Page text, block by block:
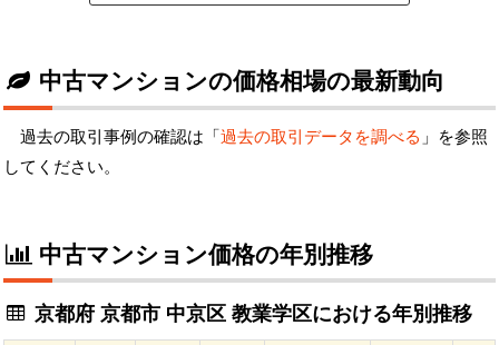
中古マンションの価格相場の最新動向
過去の取引事例の確認は「過去の取引データを調べる 」を参照
してください。
中古マンション価格の年別推移
京都府 京都市 中京区 教業学区における年別推移